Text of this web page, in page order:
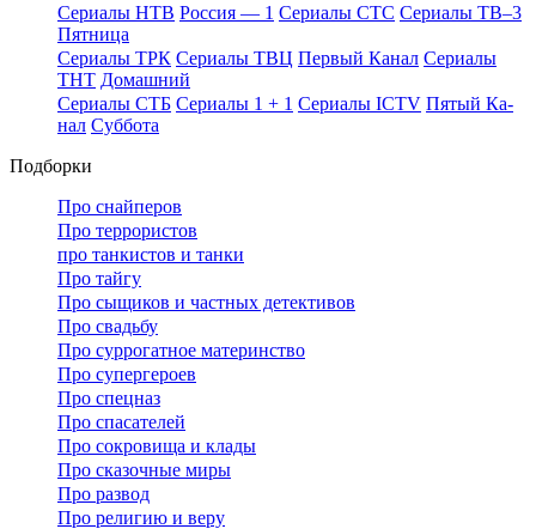
Се­риа­лы НТВ Рос­сия — 1 Се­риа­лы СТС Се­риа­лы ТВ–3
Пят­ни­ца
Се­риа­лы ТРК Се­риа­лы ТВЦ Пер­вый Ка­нал Се­риа­лы
ТНТ До­маш­ний
Се­риа­лы СТБ Се­риа­лы 1 + 1 Се­риа­лы ICTV Пя­тый Ка­
нал Суб­бо­та
Подборки
Про снайперов
Про террористов
про танкистов и танки
Про тайгу
Про сыщиков и частных детективов
Про свадьбу
Про суррогатное материнство
Про супергероев
Про спецназ
Про спасателей
Про сокровища и клады
Про сказочные миры
Про развод
Про религию и веру